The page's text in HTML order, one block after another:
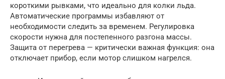
короткими рывками, что идеально для колки льда.
Автоматические программы избавляют от
необходимости следить за временем. Регулировка
скорости нужна для постепенного разгона массы.
Защита от перегрева — критически важная функция: она
отключает прибор, если мотор слишком нагрелся.